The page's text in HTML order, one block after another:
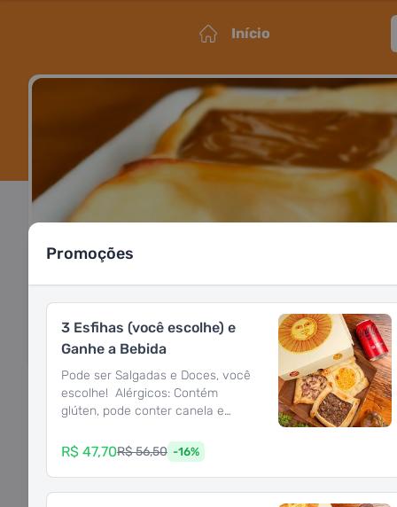
Início
Promoções
3 Esfihas (você escolhe) e
Ganhe a Bebida
Pode ser Salgadas e Doces, você
escolhe! Alérgicos: Contém
glúten, pode conter canela e
R$ 47,70R$ 56,50 -16%